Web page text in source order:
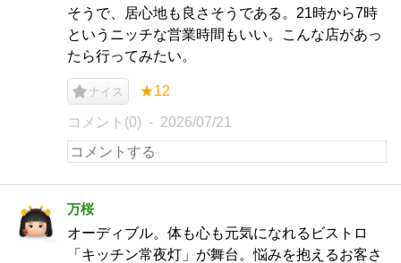
そうで、居心地も良さそうである。21時から7時
というニッチな営業時間もいい。こんな店があっ
たら行ってみたい。
ナイス ★12
コメント(0) 2026/07/21
万桜
オーディブル。体も心も元気になれるビストロ
「キッチン常夜灯」が舞台。悩みを抱えるお客さ